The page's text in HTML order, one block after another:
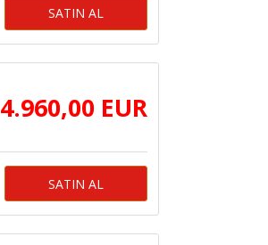
SATIN AL
4.960,00 EUR
SATIN AL